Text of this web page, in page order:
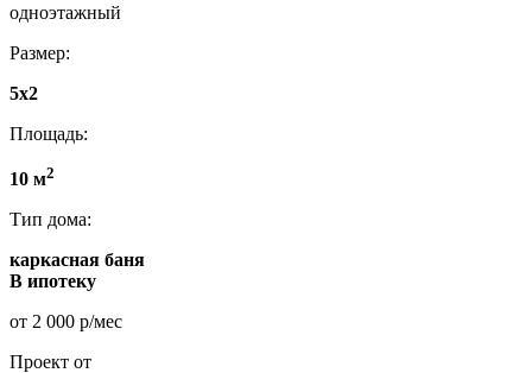
одноэтажный
Размер:
5x2
Площадь:
10 м2
Тип дома:
каркасная баня
В ипотеку
от 2 000 р/мес
Проект от